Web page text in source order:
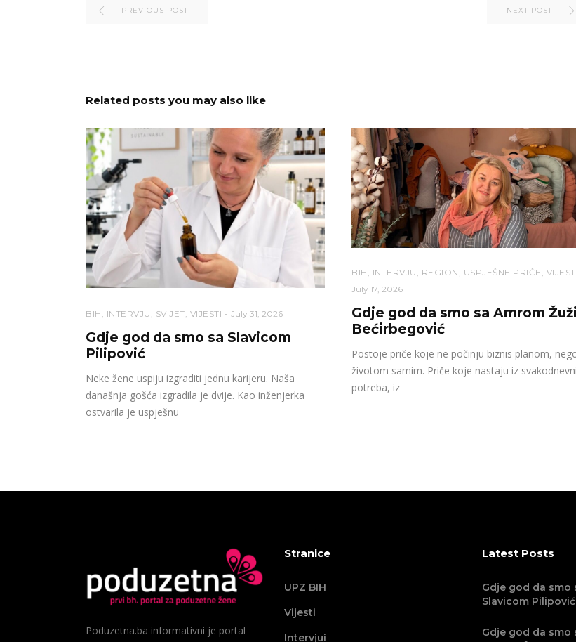
PREVIOUS POST NEXT POST
Related posts you may also like
BIH INTERVJU SVIJET VIJESTI July 31, 2026
Gdje god da smo sa Slavicom
Pilipović
Neke žene uspiju izgraditi jednu karijeru. Naša
današnja gošća izgradila je dvije. Kao inženjerka
ostvarila je uspješnu
BIH INTERVJU REGION USPJEŠNE PRIČE
July 17, 2026
Gdje god da smo sa Amrom
Bećirbegović
Postoje priče koje ne počinju biznis planom,
životom samim. Priče koje nastaju iz
potreba, iz
Poduzetna.ba informativni je portal
Stranice
UPZ BIH
Vijesti
Intervjui
Latest Posts
Gdje god da smo
Slavicom Pilipović
Gdje god da smo